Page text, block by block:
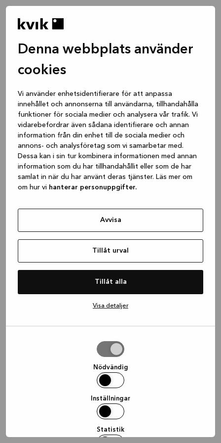
Denna webbplats använder
cookies
Vi använder enhetsidentifierare för att anpassa
innehållet och annonserna till användarna, tillhandahålla
funktioner för sociala medier och analysera vår trafik. Vi
vidarebefordrar även sådana identifierare och annan
information från din enhet till de sociala medier och
annons- och analysföretag som vi samarbetar med.
Dessa kan i sin tur kombinera informationen med annan
information som du har tillhandahållit eller som de har
samlat in när du har använt deras tjänster. Läs mer om
om hur vi hanterar personuppgifter.
Avvisa
Tillåt urval
Tillåt alla
Visa detaljer
Nödvändig
Inställningar
Statistik
(see the browser console for more
information).